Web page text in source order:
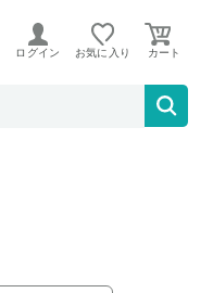
ログイン お気に入り
ット タワー ホワ